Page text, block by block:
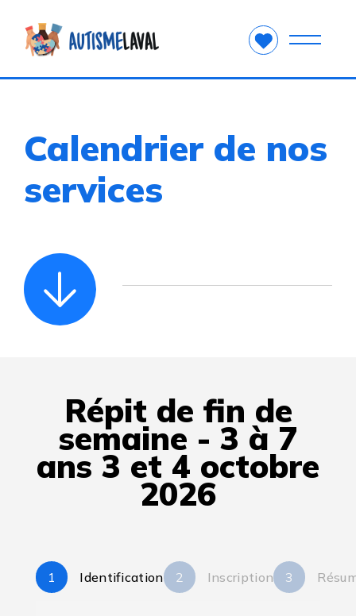
Calendrier de nos
services
Répit de fin de
semaine - 3 à 7
ans 3 et 4 octobre
2026
Identification Inscription